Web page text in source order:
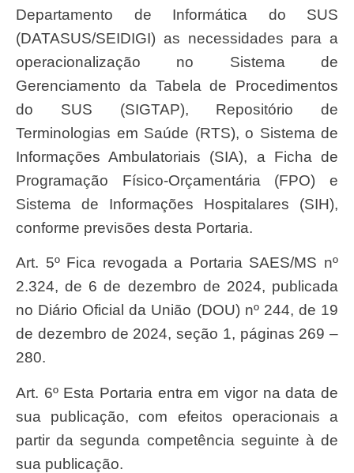
Departamento de Informática do SUS
(DATASUS/SEIDIGI) as necessidades para a
operacionalização no Sistema de
Gerenciamento da Tabela de Procedimentos
do SUS (SIGTAP), Repositório de
Terminologias em Saúde (RTS), o Sistema de
Informações Ambulatoriais (SIA), a Ficha de
Programação Físico-Orçamentária (FPO) e
Sistema de Informações Hospitalares (SIH),
conforme previsões desta Portaria.
Art. 5º Fica revogada a Portaria SAES/MS nº
2.324, de 6 de dezembro de 2024, publicada
no Diário Oficial da União (DOU) nº 244, de 19
de dezembro de 2024, seção 1, páginas 269 –
280.
Art. 6º Esta Portaria entra em vigor na data de
sua publicação, com efeitos operacionais a
partir da segunda competência seguinte à de
sua publicação.